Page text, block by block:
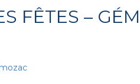
FÊTES –